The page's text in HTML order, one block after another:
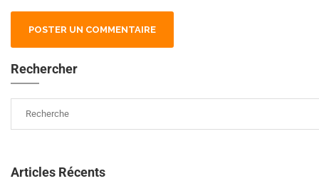
Rechercher
Articles Récents